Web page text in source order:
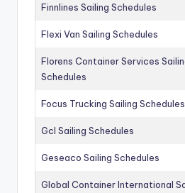
Finnlines Sailing Schedules
Flexi Van Sailing Schedules
Florens Container Services
Schedules
Focus Trucking Sailing Schedules
Gcl Sailing Schedules
Geseaco Sailing Schedules
Global Container International